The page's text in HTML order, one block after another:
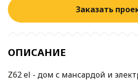
Заказать
ОПИСАНИЕ
Z62 el - дом с мансардой и